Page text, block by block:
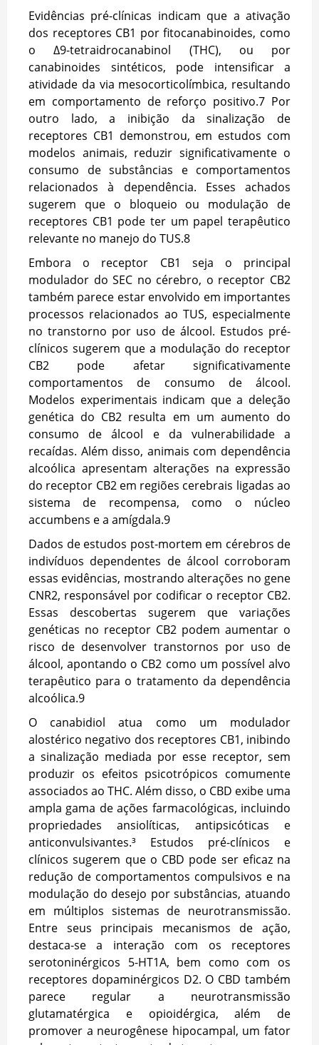
Evidências pré-clínicas indicam que a ativação
dos receptores CB1 por fitocanabinoides, como
o Δ9-tetraidrocanabinol (THC), ou por
canabinoides sintéticos, pode intensificar a
atividade da via mesocorticolímbica, resultando
em comportamento de reforço positivo.7 Por
outro lado, a inibição da sinalização de
receptores CB1 demonstrou, em estudos com
modelos animais, reduzir significativamente o
consumo de substâncias e comportamentos
relacionados à dependência. Esses achados
sugerem que o bloqueio ou modulação de
receptores CB1 pode ter um papel terapêutico
relevante no manejo do TUS.8
Embora o receptor CB1 seja o principal
modulador do SEC no cérebro, o receptor CB2
também parece estar envolvido em importantes
processos relacionados ao TUS, especialmente
no transtorno por uso de álcool. Estudos pré-
clínicos sugerem que a modulação do receptor
CB2 pode afetar significativamente
comportamentos de consumo de álcool.
Modelos experimentais indicam que a deleção
genética do CB2 resulta em um aumento do
consumo de álcool e da vulnerabilidade a
recaídas. Além disso, animais com dependência
alcoólica apresentam alterações na expressão
do receptor CB2 em regiões cerebrais ligadas ao
sistema de recompensa, como o núcleo
accumbens e a amígdala.9
Dados de estudos post-mortem em cérebros de
indivíduos dependentes de álcool corroboram
essas evidências, mostrando alterações no gene
CNR2, responsável por codificar o receptor CB2.
Essas descobertas sugerem que variações
genéticas no receptor CB2 podem aumentar o
risco de desenvolver transtornos por uso de
álcool, apontando o CB2 como um possível alvo
terapêutico para o tratamento da dependência
alcoólica.9
O canabidiol atua como um modulador
alostérico negativo dos receptores CB1, inibindo
a sinalização mediada por esse receptor, sem
produzir os efeitos psicotrópicos comumente
associados ao THC. Além disso, o CBD exibe uma
ampla gama de ações farmacológicas, incluindo
propriedades ansiolíticas, antipsicóticas e
anticonvulsivantes.³ Estudos pré-clínicos e
clínicos sugerem que o CBD pode ser eficaz na
redução de comportamentos compulsivos e na
modulação do desejo por substâncias, atuando
em múltiplos sistemas de neurotransmissão.
Entre seus principais mecanismos de ação,
destaca-se a interação com os receptores
serotoninérgicos 5-HT1A, bem como com os
receptores dopaminérgicos D2. O CBD também
parece regular a neurotransmissão
glutamatérgica e opioidérgica, além de
promover a neurogênese hipocampal, um fator